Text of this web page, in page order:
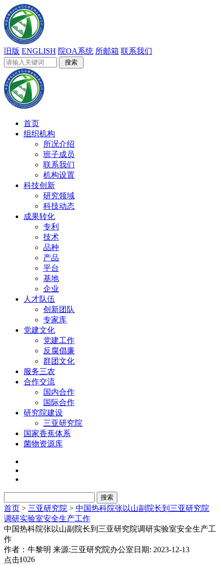
旧版 ENGLISH 院OA系统 所邮箱 联系我们
首页
组织机构
所况介绍
班子成员
联系我们
机构设置
科技创新
研究领域
科技动态
成果转化
专利
技术
品种
产品
平台
基地
企业
人才队伍
创新团队
专家库
党建文化
党建工作
反腐倡廉
群团文化
服务三农
合作交流
国内合作
国际合作
研究院建设
三亚研究院
国家香蕉体系
菌物资源库
首页 > 三亚研究院 > 中国热科院张以山副院长到三亚研究院
调研实验室安全生产工作
中国热科院张以山副院长到三亚研究院调研实验室安全生产工
作
作者：牛黎明 来源:三亚研究院办公室 日期: 2023-12-13
点击:1026